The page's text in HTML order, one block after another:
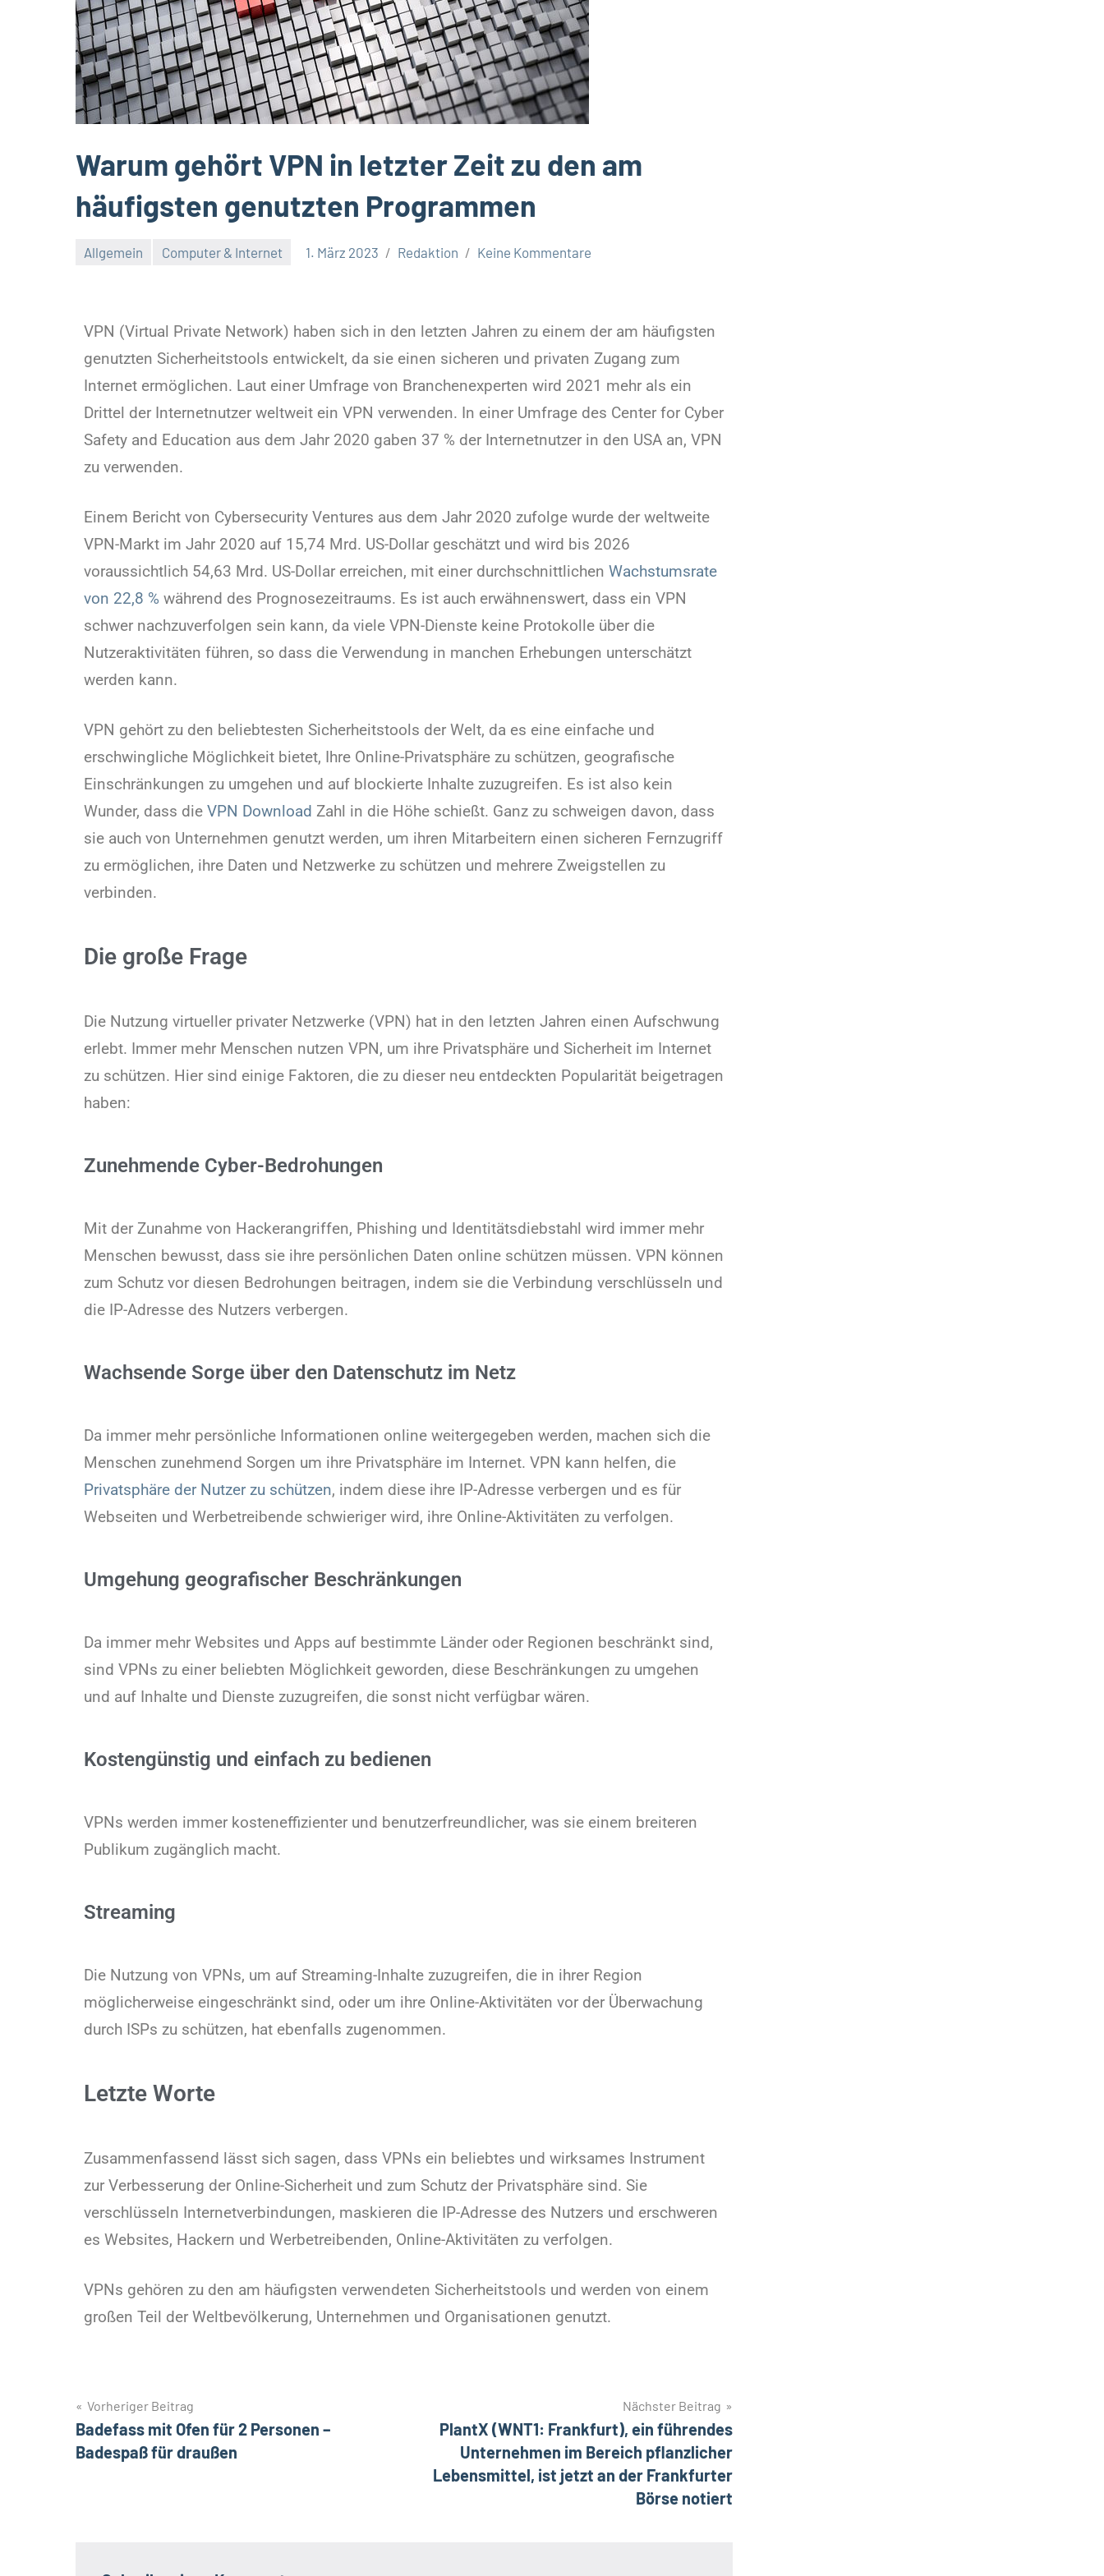
Warum gehört VPN in letzter Zeit zu den am
häufigsten genutzten Programmen
Allgemein Computer & Internet 1. März 2023 Redaktion Keine Kommentare
VPN (Virtual Private Network) haben sich in den letzten Jahren zu einem der am häufigsten
genutzten Sicherheitstools entwickelt, da sie einen sicheren und privaten Zugang zum
Internet ermöglichen. Laut einer Umfrage von Branchenexperten wird 2021 mehr als ein
Drittel der Internetnutzer weltweit ein VPN verwenden. In einer Umfrage des Center for Cyber
Safety and Education aus dem Jahr 2020 gaben 37 % der Internetnutzer in den USA an, VPN
zu verwenden.
Einem Bericht von Cybersecurity Ventures aus dem Jahr 2020 zufolge wurde der weltweite
VPN-Markt im Jahr 2020 auf 15,74 Mrd. US-Dollar geschätzt und wird bis 2026
voraussichtlich 54,63 Mrd. US-Dollar erreichen, mit einer durchschnittlichen Wachstumsrate
von 22,8 % während des Prognosezeitraums. Es ist auch erwähnenswert, dass ein VPN
schwer nachzuverfolgen sein kann, da viele VPN-Dienste keine Protokolle über die
Nutzeraktivitäten führen, so dass die Verwendung in manchen Erhebungen unterschätzt
werden kann.
VPN gehört zu den beliebtesten Sicherheitstools der Welt, da es eine einfache und
erschwingliche Möglichkeit bietet, Ihre Online-Privatsphäre zu schützen, geografische
Einschränkungen zu umgehen und auf blockierte Inhalte zuzugreifen. Es ist also kein
Wunder, dass die VPN Download Zahl in die Höhe schießt. Ganz zu schweigen davon, dass
sie auch von Unternehmen genutzt werden, um ihren Mitarbeitern einen sicheren Fernzugriff
zu ermöglichen, ihre Daten und Netzwerke zu schützen und mehrere Zweigstellen zu
verbinden.
Die große Frage
Die Nutzung virtueller privater Netzwerke (VPN) hat in den letzten Jahren einen Aufschwung
erlebt. Immer mehr Menschen nutzen VPN, um ihre Privatsphäre und Sicherheit im Internet
zu schützen. Hier sind einige Faktoren, die zu dieser neu entdeckten Popularität beigetragen
haben:
Zunehmende Cyber-Bedrohungen
Mit der Zunahme von Hackerangriffen, Phishing und Identitätsdiebstahl wird immer mehr
Menschen bewusst, dass sie ihre persönlichen Daten online schützen müssen. VPN können
zum Schutz vor diesen Bedrohungen beitragen, indem sie die Verbindung verschlüsseln und
die IP-Adresse des Nutzers verbergen.
Wachsende Sorge über den Datenschutz im Netz
Da immer mehr persönliche Informationen online weitergegeben werden, machen sich die
Menschen zunehmend Sorgen um ihre Privatsphäre im Internet. VPN kann helfen, die
Privatsphäre der Nutzer zu schützen, indem diese ihre IP-Adresse verbergen und es für
Webseiten und Werbetreibende schwieriger wird, ihre Online-Aktivitäten zu verfolgen.
Umgehung geografischer Beschränkungen
Da immer mehr Websites und Apps auf bestimmte Länder oder Regionen beschränkt sind,
sind VPNs zu einer beliebten Möglichkeit geworden, diese Beschränkungen zu umgehen
und auf Inhalte und Dienste zuzugreifen, die sonst nicht verfügbar wären.
Kostengünstig und einfach zu bedienen
VPNs werden immer kosteneffizienter und benutzerfreundlicher, was sie einem breiteren
Publikum zugänglich macht.
Streaming
Die Nutzung von VPNs, um auf Streaming-Inhalte zuzugreifen, die in ihrer Region
möglicherweise eingeschränkt sind, oder um ihre Online-Aktivitäten vor der Überwachung
durch ISPs zu schützen, hat ebenfalls zugenommen.
Letzte Worte
Zusammenfassend lässt sich sagen, dass VPNs ein beliebtes und wirksames Instrument
zur Verbesserung der Online-Sicherheit und zum Schutz der Privatsphäre sind. Sie
verschlüsseln Internetverbindungen, maskieren die IP-Adresse des Nutzers und erschweren
es Websites, Hackern und Werbetreibenden, Online-Aktivitäten zu verfolgen.
VPNs gehören zu den am häufigsten verwendeten Sicherheitstools und werden von einem
großen Teil der Weltbevölkerung, Unternehmen und Organisationen genutzt.
Vorheriger Beitrag
Badefass mit Ofen für 2 Personen –
Badespaß für draußen
Nächster Beitrag
PlantX (WNT1: Frankfurt), ein führendes
Unternehmen im Bereich pflanzlicher
Lebensmittel, ist jetzt an der Frankfurter
Börse notiert